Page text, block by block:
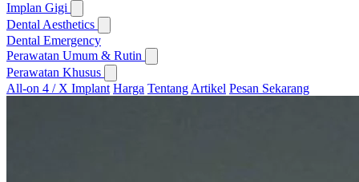
Implan Gigi
Dental Aesthetics
Dental Emergency
Perawatan Umum & Rutin
Perawatan Khusus
All-on 4 / X Implant Harga Tentang Artikel Pesan Sekarang